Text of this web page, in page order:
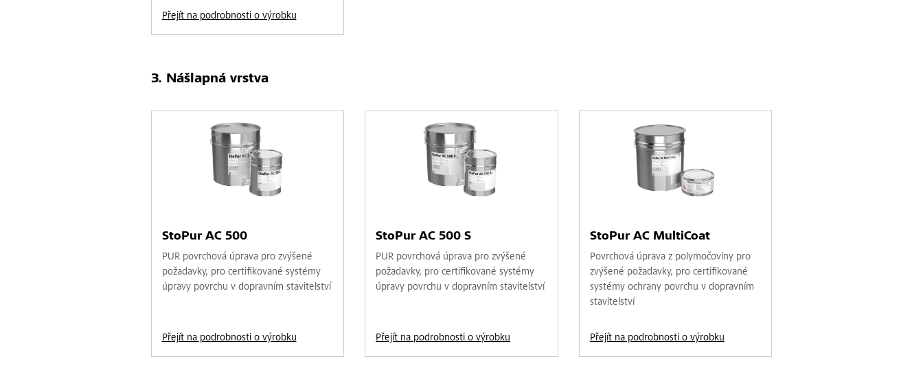
Přejít na podrobnosti o výrobku
Nášlapná vrstva
StoPur AC 500
PUR povrchová úprava pro zvýšené
požadavky, pro certifikované systémy
úpravy povrchu v dopravním stavitelství
Přejít na podrobnosti o výrobku
StoPur AC 500 S
PUR povrchová úprava pro zvýšené
požadavky, pro certifikované systémy
úpravy povrchu v dopravním stavitelství
Přejít na podrobnosti o výrobku
StoPur AC MultiCoat
Povrchová úprava z polymočoviny pro
zvýšené požadavky, pro certifikované
systémy ochrany povrchu v dopravním
stavitelství
Přejít na podrobnosti o výrobku